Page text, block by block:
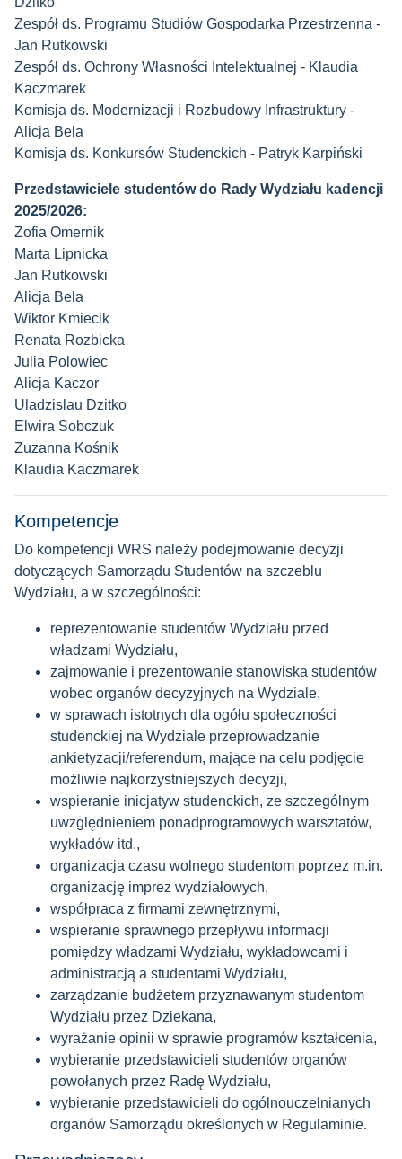
Zespół ds. Programu Studiów Gospodarka Przestrzenna -
Jan Rutkowski
Zespół ds. Ochrony Własności Intelektualnej - Klaudia
Kaczmarek
Komisja ds. Modernizacji i Rozbudowy Infrastruktury -
Alicja Bela
Komisja ds. Konkursów Studenckich - Patryk Karpiński
Przedstawiciele studentów do Rady Wydziału kadencji
2025/2026:
Zofia Omernik
Marta Lipnicka
Jan Rutkowski
Alicja Bela
Wiktor Kmiecik
Renata Rozbicka
Julia Polowiec
Alicja Kaczor
Uladzislau Dzitko
Elwira Sobczuk
Zuzanna Kośnik
Klaudia Kaczmarek
Kompetencje
Do kompetencji WRS należy podejmowanie decyzji
dotyczących Samorządu Studentów na szczeblu
Wydziału, a w szczególności:
reprezentowanie studentów Wydziału przed
władzami Wydziału,
zajmowanie i prezentowanie stanowiska studentów
wobec organów decyzyjnych na Wydziale,
w sprawach istotnych dla ogółu społeczności
studenckiej na Wydziale przeprowadzanie
ankietyzacji/referendum, mające na celu podjęcie
możliwie najkorzystniejszych decyzji,
wspieranie inicjatyw studenckich, ze szczególnym
uwzględnieniem ponadprogramowych warsztatów,
wykładów itd.,
organizacja czasu wolnego studentom poprzez m.in.
organizację imprez wydziałowych,
współpraca z firmami zewnętrznymi,
wspieranie sprawnego przepływu informacji
pomiędzy władzami Wydziału, wykładowcami i
administracją a studentami Wydziału,
zarządzanie budżetem przyznawanym studentom
Wydziału przez Dziekana,
wyrażanie opinii w sprawie programów kształcenia,
wybieranie przedstawicieli studentów organów
powołanych przez Radę Wydziału,
wybieranie przedstawicieli do ogólnouczelnianych
organów Samorządu określonych w Regulaminie.